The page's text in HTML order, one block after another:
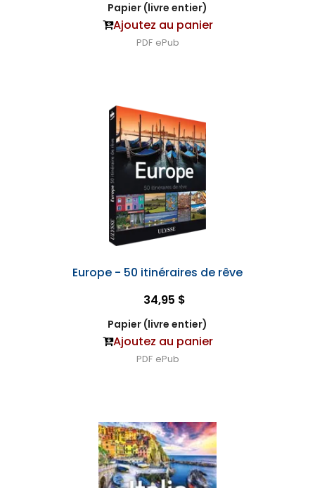
Papier (livre entier)
Ajoutez au panier
PDF ePub
Europe - 50 itinéraires de rêve
34,95 $
Papier (livre entier)
Ajoutez au panier
PDF ePub